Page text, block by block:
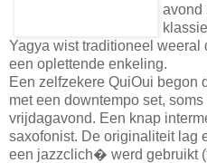
avond
Yagya wist traditioneel weeral
een oplettende enkeling.
Een zelfzekere QuiOui begon
met een downtempo set,
vrijdagavond. Een knap
saxofonist. De originaliteit lag
een jazzclich� werd gebruikt